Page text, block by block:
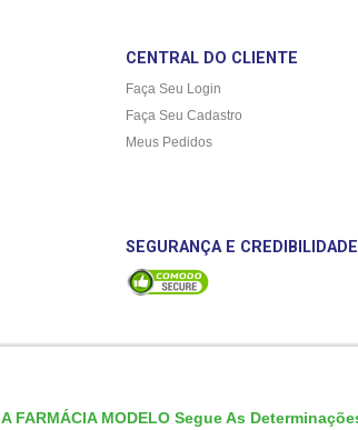
CENTRAL DO CLIENTE
Faça Seu Login
Faça Seu Cadastro
Meus Pedidos
SEGURANÇA E CREDIBILIDADE
A FARMÁCIA MODELO Segue As